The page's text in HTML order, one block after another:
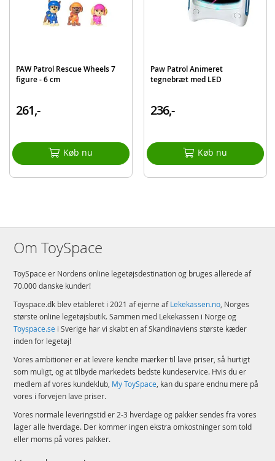
Mål: 55 cm (L)
Alder: fra 3 år
EAN 778988453438
PAW Patrol Rescue Wheels 7
figure - 6 cm
261,-
Køb nu
Paw Patrol Animeret
tegnebræt med LED
236,-
Køb nu
Om ToySpace
ToySpace er Nordens online legetøjsdestination og bruges allerede af
70.000 danske kunder!
Toyspace.dk blev etableret i 2021 af ejerne afLekekassen.no, Norges
største online legetøjsbutik. Sammen med Lekekassen i Norge og
Toyspace.se i Sverige har vi skabt en af Skandinaviens største kæder
inden for legetøj!
Vores ambitioner er at levere kendte mærker til lave priser, så hurtigt
som muligt, og at tilbyde markedets bedste kundeservice. Hvis du er
medlem af vores kundeklub, My ToySpace, kan du spare endnu mere på
vores i forvejen lave priser.
Vores normale leveringstid er 2-3 hverdage og pakker sendes fra vores
lager alle hverdage. Der kommer ingen ekstra omkostninger som told
eller moms på vores pakker.